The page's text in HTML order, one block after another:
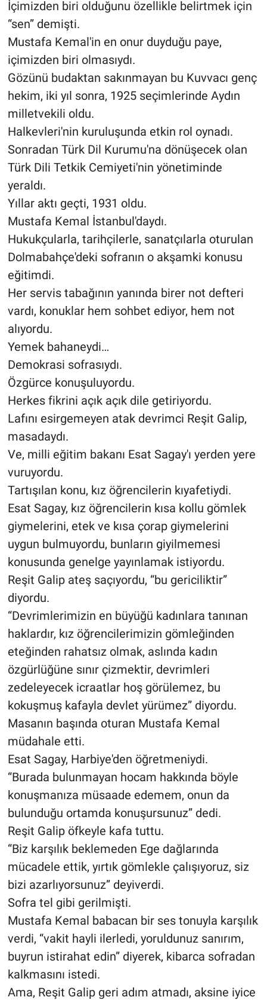
İçimizden biri olduğunu özellikle belirtmek için
“sen” demişti.
Mustafa Kemal'in en onur duyduğu paye,
içimizden biri olmasıydı.
Gözünü budaktan sakınmayan bu Kuvvacı genç
hekim, iki yıl sonra, 1925 seçimlerinde Aydın
milletvekili oldu.
Halkevleri'nin kuruluşunda etkin rol oynadı.
Sonradan Türk Dil Kurumu'na dönüşecek olan
Türk Dili Tetkik Cemiyeti'nin yönetiminde
yeraldı.
Yıllar aktı geçti, 1931 oldu.
Mustafa Kemal İstanbul'daydı.
Hukukçularla, tarihçilerle, sanatçılarla oturulan
Dolmabahçe'deki sofranın o akşamki konusu
eğitimdi.
Her servis tabağının yanında birer not defteri
vardı, konuklar hem sohbet ediyor, hem not
alıyordu.
Yemek bahaneydi…
Demokrasi sofrasıydı.
Özgürce konuşuluyordu.
Herkes fikrini açık açık dile getiriyordu.
Lafını esirgemeyen atak devrimci Reşit Galip,
masadaydı.
Ve, milli eğitim bakanı Esat Sagay'ı yerden yere
vuruyordu.
Tartışılan konu, kız öğrencilerin kıyafetiydi.
Esat Sagay, kız öğrencilerin kısa kollu gömlek
giymelerini, etek ve kısa çorap giymelerini
uygun bulmuyordu, bunların giyilmemesi
konusunda genelge yayınlamak istiyordu.
Reşit Galip ateş saçıyordu, “bu gericiliktir”
diyordu.
“Devrimlerimizin en büyüğü kadınlara tanınan
haklardır, kız öğrencilerimizin gömleğinden
eteğinden rahatsız olmak, aslında kadın
özgürlüğüne sınır çizmektir, devrimleri
zedeleyecek icraatlar hoş görülemez, bu
kokuşmuş kafayla devlet yürümez” diyordu.
Masanın başında oturan Mustafa Kemal
müdahale etti.
Esat Sagay, Harbiye'den öğretmeniydi.
“Burada bulunmayan hocam hakkında böyle
konuşmanıza müsaade edemem, onun da
bulunduğu ortamda konuşursunuz” dedi.
Reşit Galip öfkeyle kafa tuttu.
“Biz karşılık beklemeden Ege dağlarında
mücadele ettik, yırtık gömlekle çalışıyoruz, siz
bizi azarlıyorsunuz” deyiverdi.
Sofra tel gibi gerilmişti.
Mustafa Kemal babacan bir ses tonuyla karşılık
verdi, “vakit hayli ilerledi, yoruldunuz sanırım,
buyrun istirahat edin” diyerek, kibarca sofradan
kalkmasını istedi.
Ama, Reşit Galip geri adım atmadı, aksine iyice